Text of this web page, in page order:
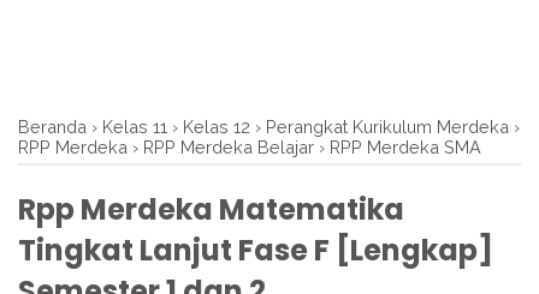
Beranda › Kelas 11 › Kelas 12 › Perangkat Kurikulum Merdeka ›
RPP Merdeka › RPP Merdeka Belajar › RPP Merdeka SMA
Rpp Merdeka Matematika
Tingkat Lanjut Fase F [Lengkap]